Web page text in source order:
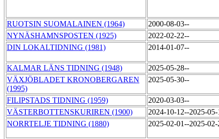
RUOTSIN SUOMALAINEN (1964)
2000-08-03--
NYNÄSHAMNSPOSTEN (1925)
2022-02-22--
DIN LOKALTIDNING (1981)
2014-01-07--
KALMAR LÄNS TIDNING (1948)
2025-05-28--
VÄXJÖBLADET KRONOBERGAREN
(1995)
2025-05-30--
FILIPSTADS TIDNING (1959)
2020-03-03--
VÄSTERBOTTENSKURIREN (1900)
2024-10-12--2025-
NORRTELJE TIDNING (1880)
2025-02-01--2025-